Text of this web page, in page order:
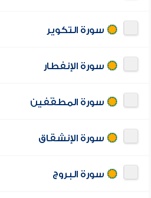
سورة التكوير
سورة الإنفطار
سورة المطفّفين
سورة الإنشقاق
سورة البروج